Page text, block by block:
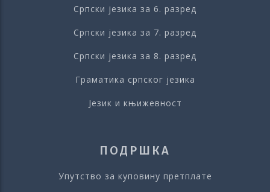
Српски језика за 6. разред
Српски језика за 7. разред
Српски језика за 8. разред
Граматика српског језика
Језик и књижевност
ПОДРШКА
Упутство за куповину претплате